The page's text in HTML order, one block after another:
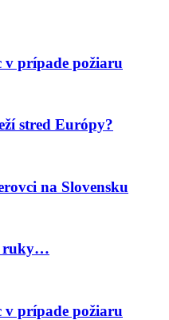
v prípade požiaru
stred Európy?
na Slovensku
ruky…
v prípade požiaru